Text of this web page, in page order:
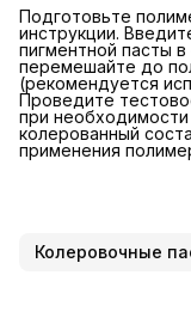
Подготовьте
инструкции.
пигментной пасты
перемешайте до
(рекомендуется
Проведите
при
колерованный
применения
Колеровочные